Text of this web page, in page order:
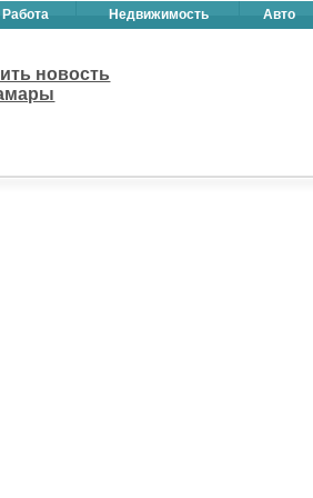
Работа Недвижимость Авто
новость